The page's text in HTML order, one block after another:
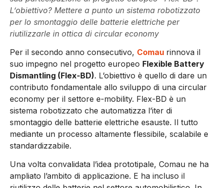
L’obiettivo? Mettere a punto un sistema robotizzato
per lo smontaggio delle batterie elettriche per
riutilizzarle in ottica di circular economy
Per il secondo anno consecutivo, Comau rinnova il
suo impegno nel progetto europeo Flexible Battery
Dismantling (Flex-BD). L’obiettivo è quello di dare un
contributo fondamentale allo sviluppo di una circular
economy per il settore e-mobility. Flex-BD è un
sistema robotizzato che automatizza l’iter di
smontaggio delle batterie elettriche esauste. Il tutto
mediante un processo altamente flessibile, scalabile e
standardizzabile.
Una volta convalidata l’idea prototipale, Comau ne ha
ampliato l’ambito di applicazione. E ha incluso il